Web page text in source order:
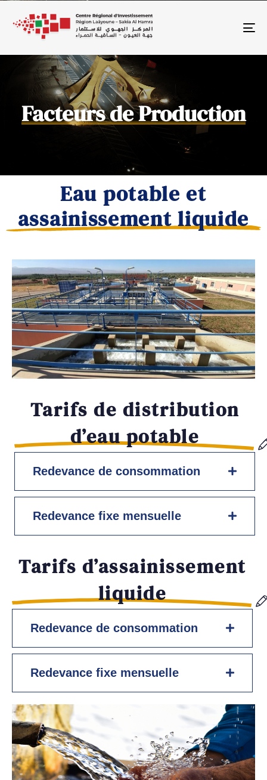
Facteurs de Production
Eau potable et
assainissement liquide
Tarifs de distribution
d’eau potable
Redevance de consommation
Redevance fixe mensuelle
Tarifs d’assainissement
liquide
Redevance de consommation
Redevance fixe mensuelle